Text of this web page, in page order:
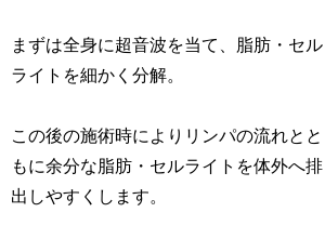
まずは全身に超音波を当て、脂肪・セル
ライトを細かく分解。
この後の施術時によりリンパの流れとと
もに余分な脂肪・セルライトを体外へ排
出しやすくします。